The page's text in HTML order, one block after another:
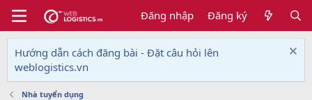
Đăng nhập Đăng ký
Hướng dẫn cách đăng bài - Đặt câu hỏi lên
weblogistics.vn
Nhà tuyển dụng